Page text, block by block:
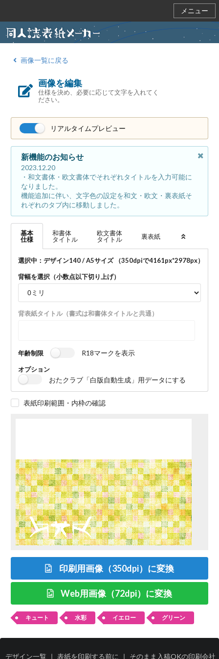
メニュー
画像一覧に戻る
画像を編集
仕様を決め、必要に応じて文字を入れてく
ださい。
リアルタイムプレビュー
新機能のお知らせ
2023.12.20
・和文書体・欧文書体でそれぞれタイトルを入力可能に
なりました。
機能追加に伴い、文字色の設定を和文・欧文・裏表紙そ
れぞれのタブ内に移動しました。
基本
仕様
和書体
タイトル
欧文書体
タイトル
裏表紙
選択中：デザイン140 / A5サイズ （350dpiで4161px*2978px）
背幅を選択（小数点以下切り上げ）
背表紙タイトル（書式は和書体タイトルと共通）
年齢制限 R18マークを表示
オプション
おたクラブ「白版自動生成」用データにする
表紙印刷範囲・内枠の確認
印刷用画像（350dpi）に変換
Web用画像（72dpi）に変換
キュート 水彩 イエロー グリーン
デザイン一覧 ｜ 表紙を印刷する前に ｜ そのまま入稿OKの印刷会社